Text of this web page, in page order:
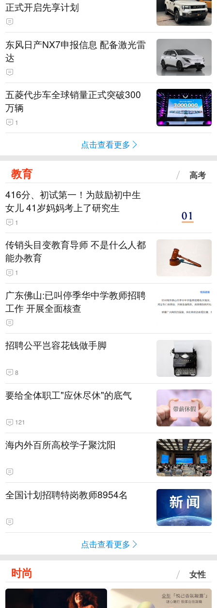
正式开启先享计划
东风日产NX7申报信息 配备激光雷
达
五菱代步车全球销量正式突破300
万辆
1
点击查看更多
教育 高考
416分、初试第一！为鼓励初中生
女儿 41岁妈妈考上了研究生
1
传销头目变教育导师 不是什么人都
能办教育
1
广东佛山:已叫停季华中学教师招聘
工作 开展全面核查
招聘公平岂容花钱做手脚
8
要给全体职工"应休尽休"的底气
121
海内外百所高校学子聚沈阳
全国计划招聘特岗教师8954名
点击查看更多
时尚 女性